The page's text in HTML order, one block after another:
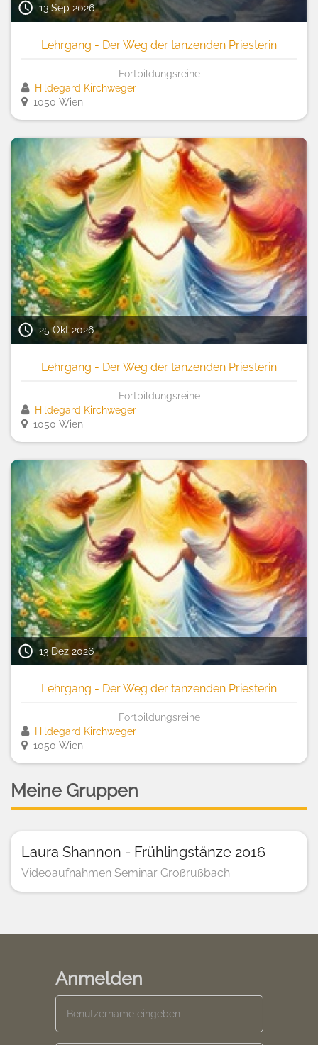
13 Sep 2026
Lehrgang - Der Weg der tanzenden Priesterin
Fortbildungsreihe
Hildegard Kirchweger
1050 Wien
25 Okt 2026
Lehrgang - Der Weg der tanzenden Priesterin
Fortbildungsreihe
Hildegard Kirchweger
1050 Wien
13 Dez 2026
Lehrgang - Der Weg der tanzenden Priesterin
Fortbildungsreihe
Hildegard Kirchweger
1050 Wien
Meine Gruppen
Laura Shannon - Frühlingstänze 2016
Videoaufnahmen Seminar Großrußbach
Anmelden